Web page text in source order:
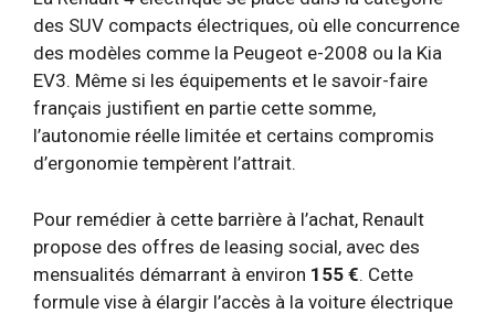
des SUV compacts électriques, où elle concurrence
des modèles comme la Peugeot e-2008 ou la Kia
EV3. Même si les équipements et le savoir-faire
français justifient en partie cette somme,
l’autonomie réelle limitée et certains compromis
d’ergonomie tempèrent l’attrait.
Pour remédier à cette barrière à l’achat, Renault
propose des offres de leasing social, avec des
mensualités démarrant à environ 155 €. Cette
formule vise à élargir l’accès à la voiture électrique